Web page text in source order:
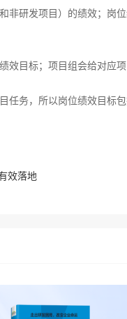
非研发项目）的绩效；岗
效目标；项目组会给对应
任务，所以岗位绩效目标
效落地